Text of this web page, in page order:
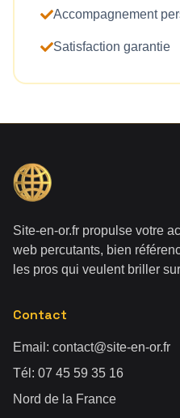
Accompagnement
Satisfaction garantie
Site-en-or.fr propulse votre
web percutants, bien
les pros qui veulent briller
Contact
Email: contact@site-en-or.fr
Tél: 07 45 59 35 16
Nord de la France